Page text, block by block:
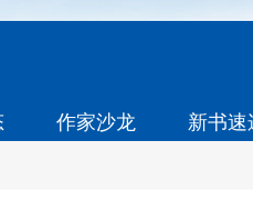
作家沙龙 新书速